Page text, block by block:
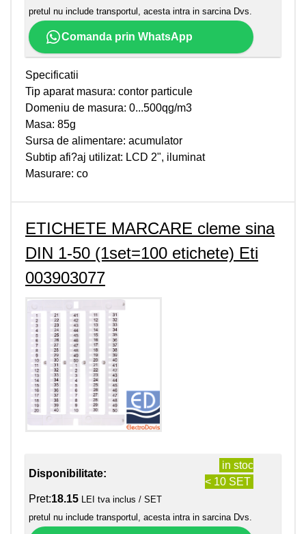
pretul nu include transportul, acesta intra in sarcina Dvs.
Comanda prin WhatsApp
Specificatii
Tip aparat masura: contor particule
Domeniu de masura: 0...500qg/m3
Masa: 85g
Sursa de alimentare: acumulator
Subtip afi?aj utilizat: LCD 2", iluminat
Masurare: co
ETICHETE MARCARE cleme sina
DIN 1-50 (1set=100 etichete) Eti
003903077
Disponibilitate:
in stoc
< 10 SET
Pret:18.15 LEI tva inclus / SET
pretul nu include transportul, acesta intra in sarcina Dvs.